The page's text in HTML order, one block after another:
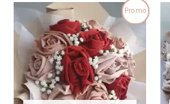
Promo
Le
prix
initial
était :
48,90 €.
Le
prix
actuel
est :
40,00 €.